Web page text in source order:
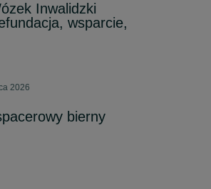
Inwalidzki
wsparcie,
2026
bierny